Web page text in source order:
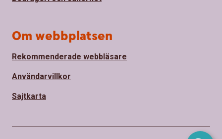
Om webbplatsen
Rekommenderade webbläsare
Användarvillkor
Sajtkarta